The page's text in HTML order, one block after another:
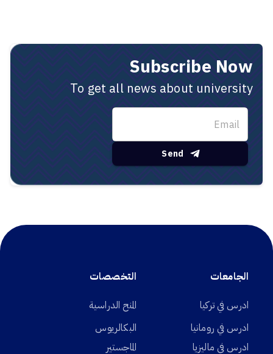
Subscribe Now
To get all news about university
Send
الجامعات
ادرس في تركيا
ادرس في رومانيا
ادرس في ماليزيا
التخصصات
المنح الدراسية
البكالريوس
الماجستير